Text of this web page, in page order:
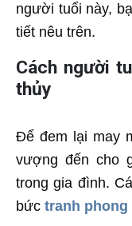
người tuổi này,
tiết nêu trên.
Cách người
thủy
Để đem lại may
vượng đến cho
trong gia đình.
bức tranh phong